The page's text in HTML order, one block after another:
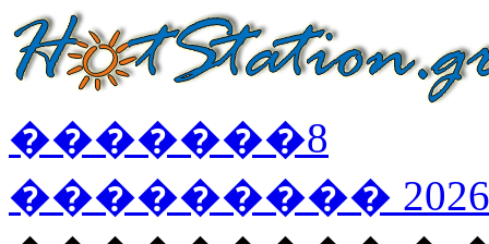
�������8
��������� 2026